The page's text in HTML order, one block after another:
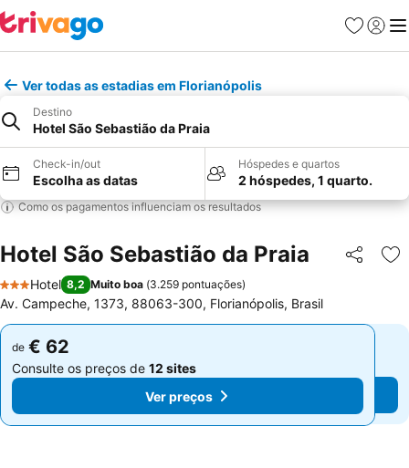
Favoritos
Iniciar
Ver todas as estadias em Florianópolis
Destino
Hotel São Sebastião da Praia
Check-in/out
Escolha as datas
Hóspedes e quartos
2 hóspedes, 1 quarto.
Como os pagamentos influenciam os resultados
Hotel São Sebastião da Praia Partilhar
3 Estrelas
Hotel 8,2 Muito boa (3.259 pontuações)
Av. Campeche, 1373, 88063-300, Florianópolis, Brasil
de € 62
Consulte os preços de 12 sites
Ver preços
de € 62
Consulte os preços de 12 sites
Ver preços